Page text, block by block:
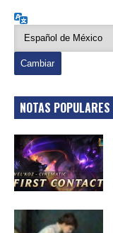
NOTAS POPULARES